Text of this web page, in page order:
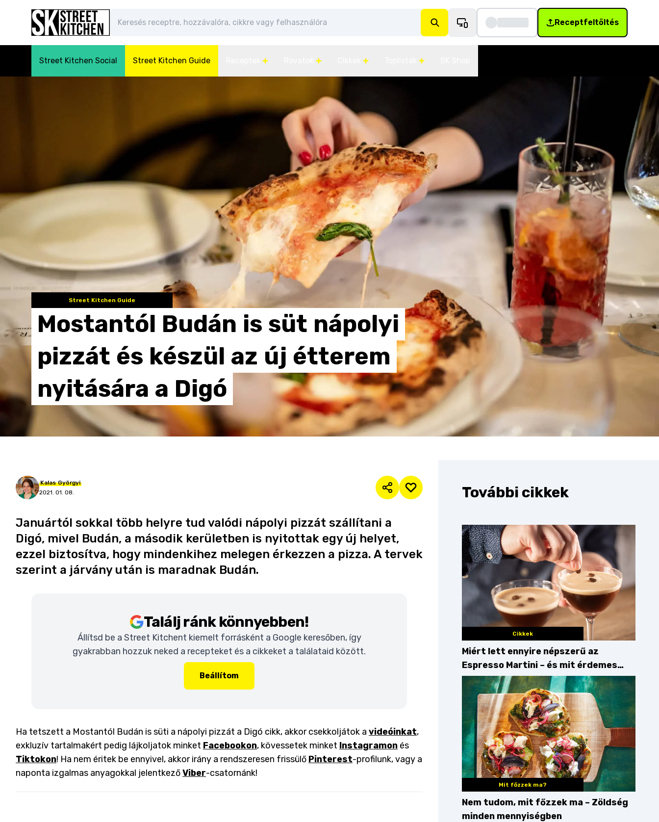
Receptfeltöltés
Street Kitchen Social Street Kitchen Guide
Street Kitchen Guide
Mostantól Budán is süt nápolyi
pizzát és készül az új étterem
nyitására a Digó
Kalas Györgyi
2021. 01. 08.
Januártól sokkal több helyre tud valódi nápolyi pizzát szállítani a
Digó, mivel Budán, a második kerületben is nyitottak egy új helyet,
ezzel biztosítva, hogy mindenkihez melegen érkezzen a pizza. A tervek
szerint a járvány után is maradnak Budán.
Találj ránk könnyebben!
Állítsd be a Street Kitchent kiemelt forrásként a Google keresőben, így
gyakrabban hozzuk neked a recepteket és a cikkeket a találataid között.
Beállítom
Ha tetszett a Mostantól Budán is süti a nápolyi pizzát a Digó cikk, akkor csekkoljátok a videóinkat,
exkluzív tartalmakért pedig lájkoljatok minket Facebookon, kövessetek minket Instagramon és
Tiktokon! Ha nem éritek be ennyivel, akkor irány a rendszeresen frissülő Pinterest-profilunk, vagy a
naponta izgalmas anyagokkal jelentkezőViber-csatornánk!
További cikkek
Cikkek
Miért lett ennyire népszerű az
Espresso Martini – és mit érdemes
enni mellé?
Mit főzzek ma?
Nem tudom, mit főzzek ma – Zöldség
minden mennyiségben